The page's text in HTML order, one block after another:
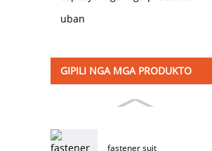
uban
GIPILI NGA MGA PRODUKTO
fastener suit